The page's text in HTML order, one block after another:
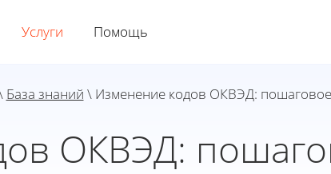
Услуги Помощь
База знаний \ Изменение кодов ОКВЭД:
ОКВЭД: